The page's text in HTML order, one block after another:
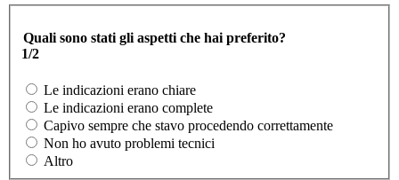
Quali sono stati gli aspetti che hai preferito?
1/2
Le indicazioni erano chiare
Le indicazioni erano complete
Capivo sempre che stavo procedendo correttamente
Non ho avuto problemi tecnici
Altro